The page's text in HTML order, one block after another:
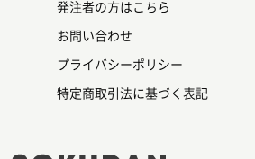
発注者の方はこちら
お問い合わせ
プライバシーポリシー
特定商取引法に基づく表記